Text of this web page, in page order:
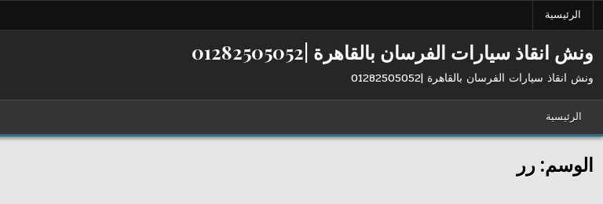
الرئيسية
ونش انقاذ سيارات الفرسان بالقاهرة |01282505052
ونش انقاذ سيارات الفرسان بالقاهرة |01282505052
الرئيسية
الوسم: رر